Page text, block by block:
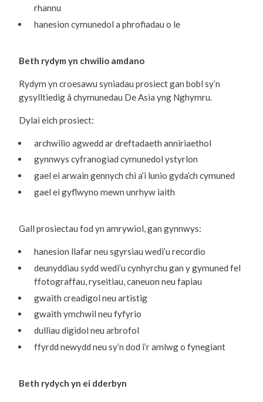
rhannu
hanesion cymunedol a phrofiadau o le
Beth rydym yn chwilio amdano
Rydym yn croesawu syniadau prosiect gan bobl sy’n
gysylltiedig â chymunedau De Asia yng Nghymru.
Dylai eich prosiect:
archwilio agwedd ar dreftadaeth anniriaethol
gynnwys cyfranogiad cymunedol ystyrlon
gael ei arwain gennych chi a’i lunio gyda’ch cymuned
gael ei gyflwyno mewn unrhyw iaith
Gall prosiectau fod yn amrywiol, gan gynnwys:
hanesion llafar neu sgyrsiau wedi’u recordio
deunyddiau sydd wedi’u cynhyrchu gan y gymuned fel
ffotograffau, ryseitiau, caneuon neu fapiau
gwaith creadigol neu artistig
gwaith ymchwil neu fyfyrio
dulliau digidol neu arbrofol
ffyrdd newydd neu sy’n dod i’r amlwg o fynegiant
Beth rydych yn ei dderbyn